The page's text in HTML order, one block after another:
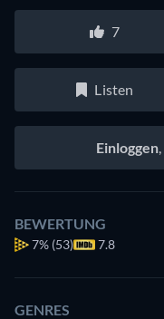
7
Listen
Einloggen
BEWERTUNG
7% (53) 7.8
GENRES